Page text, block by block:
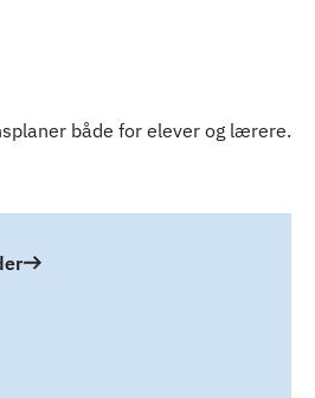
både for elever og lærere.